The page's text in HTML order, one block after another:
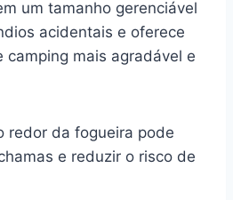
um tamanho gerenciável
acidentais e oferece
camping mais agradável e
redor da fogueira pode
e reduzir o risco de